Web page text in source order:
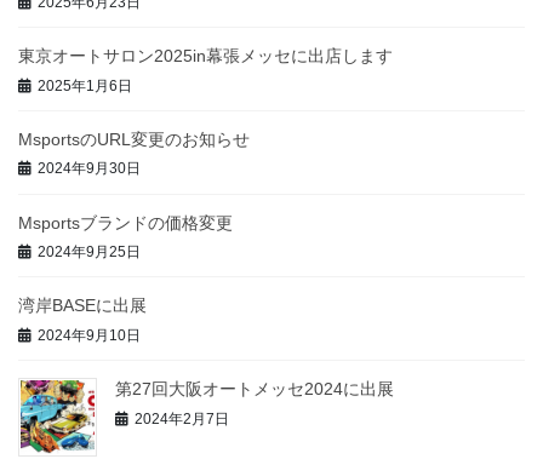
東京オートサロン2025in幕張メッセに出店します
2025年1月6日
MsportsのURL変更のお知らせ
2024年9月30日
Msportsブランドの価格変更
2024年9月25日
湾岸BASEに出展
2024年9月10日
第27回大阪オートメッセ2024に出展
2024年2月7日